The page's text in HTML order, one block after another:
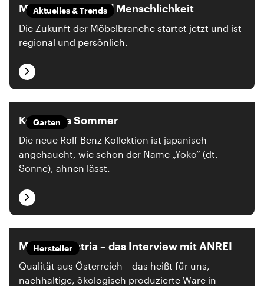
Aktuelles & Trends
Mit Mut, Muße und Menschlichkeit
Die Zukunft der Möbelbranche startet jetzt und ist
regional und persönlich.
Garten
Konichiwa Sommer
Die neue Rolf Benz Kollektion ist japanisch
angehaucht, wie schon der Name „Yoko“ (dt.
Sonne), ahnen lässt.
Hersteller
Made in Austria – das Interview mit ANREI
Qualität aus Österreich – das heißt für uns,
nachhaltige, ökologisch produzierte Ware in